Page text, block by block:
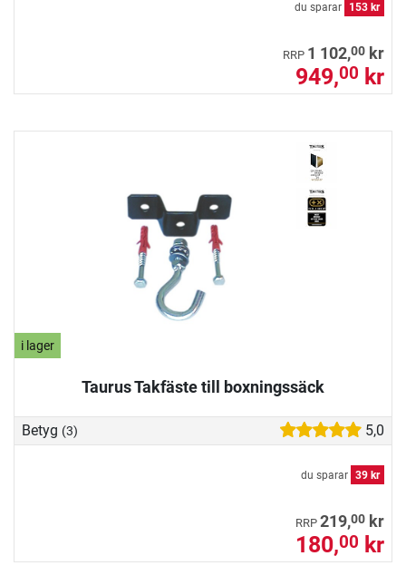
du sparar 153 kr
RRP 1 102,00 kr
949,00 kr
i lager
Taurus Takfäste till boxningssäck
Betyg (3) 5,0
du sparar 39 kr
RRP 219,00 kr
180,00 kr